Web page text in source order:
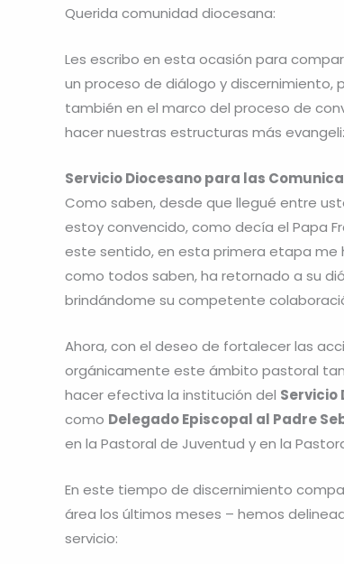
Querida comunidad diocesana:
Les escribo en esta ocasión para
un proceso de diálogo y discernimiento,
también en el marco del proceso de
hacer nuestras estructuras más
Servicio Diocesano para las
Como saben, desde que llegué entre
estoy convencido, como decía el Papa
este sentido, en esta primera etapa me
como todos saben, ha retornado a su
brindándome su competente
Ahora, con el deseo de fortalecer las
orgánicamente este ámbito pastoral
hacer efectiva la institución del Servicio
como Delegado Episcopal al Padre
en la Pastoral de Juventud y en la
En este tiempo de discernimiento
área los últimos meses – hemos
servicio: